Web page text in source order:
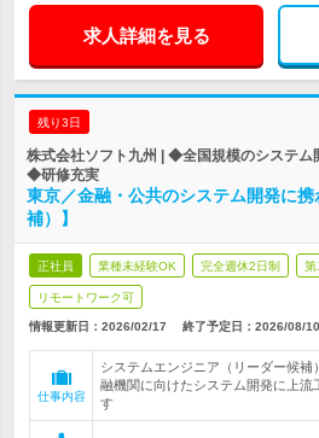
求人詳細を見る
残り3日
株式会社ソフト九州 | ◆全国規模のシステ
◆研修充実
東京／金融・公共のシステム開発に
補）】
正社員 業種未経験OK 完全週休2日制 第
リモートワーク可
情報更新日：2026/02/17 終了予定日： 2026/08/10
仕事内容
システムエンジニア（リーダー候
融機関に向けたシステム開発に上流
す